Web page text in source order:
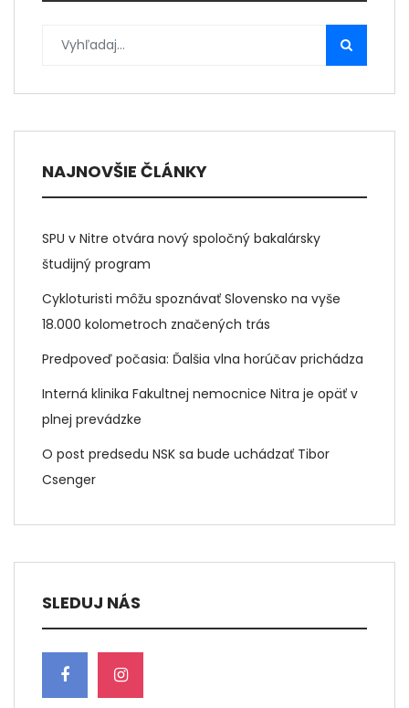
NAJNOVŠIE ČLÁNKY
SPU v Nitre otvára nový spoločný bakalársky
študijný program
Cykloturisti môžu spoznávať Slovensko na vyše
18.000 kolometroch značených trás
Predpoveď počasia: Ďalšia vlna horúčav prichádza
Interná klinika Fakultnej nemocnice Nitra je opäť v
plnej prevádzke
O post predsedu NSK sa bude uchádzať Tibor
Csenger
SLEDUJ NÁS